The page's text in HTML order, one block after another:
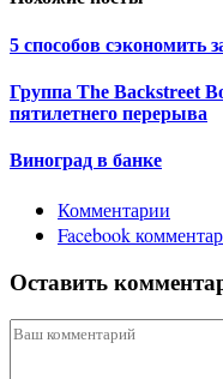
5 способов сэкономить
Группа The Backstreet
пятилетнего перерыва
Виноград в банке
Комментарии
Facebook
Оставить